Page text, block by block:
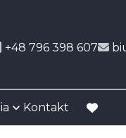
+48 796 398 607
Kontakt
favorite